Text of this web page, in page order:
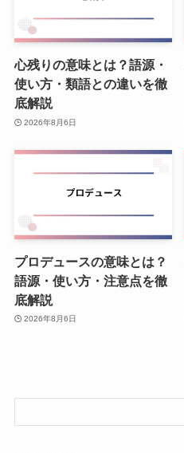
心残りの意味とは？語源・
使い方・類語との違いを徹
底解説
2026年8月6日
プロデュースの意味とは？
語源・使い方・注意点を徹
底解説
2026年8月6日